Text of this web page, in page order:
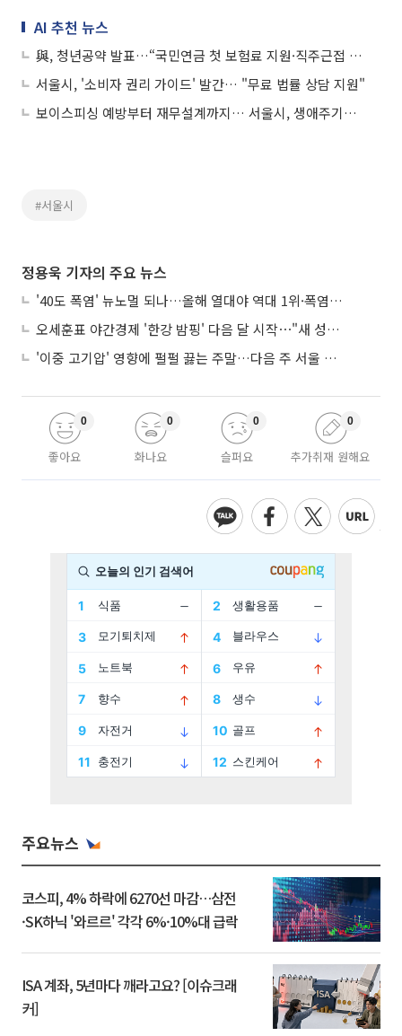
AI 추천 뉴스
與, 청년공약 발표…“국민연금 첫 보험료 지원·직주근접 주택 확대”
서울시, '소비자 권리 가이드' 발간… "무료 법률 상담 지원"
보이스피싱 예방부터 재무설계까지… 서울시, 생애주기별 맞춤 경제교육
#서울시
정용욱 기자의 주요 뉴스
'40도 폭염' 뉴노멀 되나…올해 열대야 역대 1위·폭염일수 평년 3배 넘어
오세훈표 야간경제 '한강 밤핑' 다음 달 시작⋯"새 성장동력 만들 것"
'이중 고기압' 영향에 펄펄 끓는 주말…다음 주 서울 포함 서쪽이 더 덥다
좋아요
0
화나요
0
슬퍼요
0
추가취재 원해요
0
주요뉴스
코스피, 4% 하락에 6270선 마감…삼전
·SK하닉 '와르르' 각각 6%·10%대 급락
ISA 계좌, 5년마다 깨라고요? [이슈크래
커]